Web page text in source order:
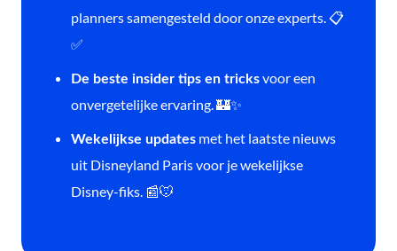
planners samengesteld door onze experts. 📋
✅
De beste insider tips en tricksvoor een
onvergetelijke ervaring. 🏰✨
Wekelijkse updates met het laatste nieuws
uit Disneyland Paris voor je wekelijkse
Disney-fiks. 📰🐭